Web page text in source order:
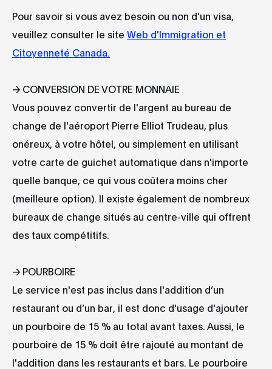
Pour savoir si vous avez besoin ou non d'un visa,
veuillez consulter le site Web d'Immigration et
Citoyenneté Canada.
→ CONVERSION DE VOTRE MONNAIE
Vous pouvez convertir de l'argent au bureau de
change de l'aéroport Pierre Elliot Trudeau, plus
onéreux, à votre hôtel, ou simplement en utilisant
votre carte de guichet automatique dans n'importe
quelle banque, ce qui vous coûtera moins cher
(meilleure option). Il existe également de nombreux
bureaux de change situés au centre-ville qui offrent
des taux compétitifs.
→ POURBOIRE
Le service n'est pas inclus dans l'addition d’un
restaurant ou d’un bar, il est donc d'usage d'ajouter
un pourboire de 15 % au total avant taxes. Aussi, le
pourboire de 15 % doit être rajouté au montant de
l'addition dans les restaurants et bars. Le pourboire